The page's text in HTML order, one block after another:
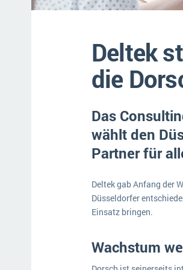
Deltek
die
Das
wählt den
Partner für
Deltek gab Anfang der
Düsseldorfer
Einsatz bringen.
Wachstum